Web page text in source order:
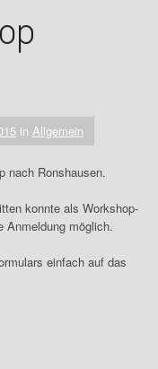
in Allgemein
nach Ronshausen.
konnte als Workshop-
Anmeldung möglich.
einfach auf das